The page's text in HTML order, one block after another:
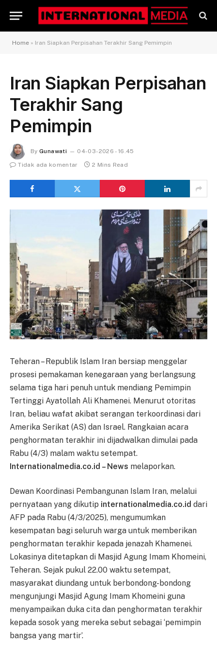
Home » Iran Siapkan Perpisahan Terakhir Sang Pemimpin
Iran Siapkan Perpisahan
Terakhir Sang
Pemimpin
By Gunawati
04-03-2026 - 16.45
Tidak ada komentar
2 Mins Read
Teheran – Republik Islam Iran bersiap menggelar
prosesi pemakaman kenegaraan yang berlangsung
selama tiga hari penuh untuk mendiang Pemimpin
Tertinggi Ayatollah Ali Khamenei. Menurut otoritas
Iran, beliau wafat akibat serangan terkoordinasi dari
Amerika Serikat (AS) dan Israel. Rangkaian acara
penghormatan terakhir ini dijadwalkan dimulai pada
Rabu (4/3) malam waktu setempat.
Internationalmedia.co.id – News melaporkan.
Dewan Koordinasi Pembangunan Islam Iran, melalui
pernyataan yang dikutip internationalmedia.co.id dari
AFP pada Rabu (4/3/2025), mengumumkan
kesempatan bagi seluruh warga untuk memberikan
penghormatan terakhir kepada jenazah Khamenei.
Lokasinya ditetapkan di Masjid Agung Imam Khomeini,
Teheran. Sejak pukul 22.00 waktu setempat,
masyarakat diundang untuk berbondong-bondong
mengunjungi Masjid Agung Imam Khomeini guna
menyampaikan duka cita dan penghormatan terakhir
kepada sosok yang mereka sebut sebagai ‘pemimpin
bangsa yang martir’.